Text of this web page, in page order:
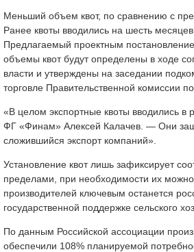
Меньший объем квот, по сравнению с
Ранее квоты вводились на шесть
Предлагаемый проектным
объемы квот будут определены в ходе
власти и утверждены на заседании
торговле Правительственной комиссии
«В целом экспортные квоты вводились
ФГ «Финам» Алексей Калачев. — Они
сложившийся экспорт компаний».
Установление квот лишь зафиксирует
пределами, при необходимости их
производителей ключевым останется
государственной поддержке сельского
По данным Российской ассоциации
обеспечили 108% планируемой